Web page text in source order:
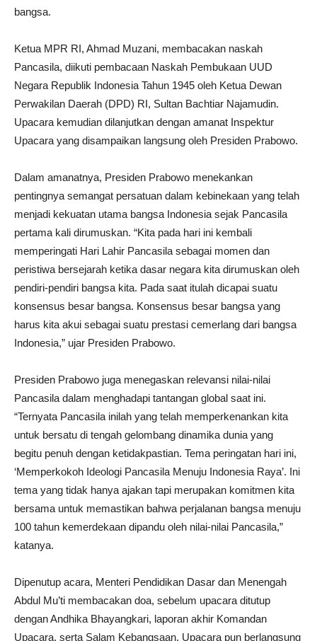
bangsa.
Ketua MPR RI, Ahmad Muzani, membacakan naskah
Pancasila, diikuti pembacaan Naskah Pembukaan UUD
Negara Republik Indonesia Tahun 1945 oleh Ketua Dewan
Perwakilan Daerah (DPD) RI, Sultan Bachtiar Najamudin.
Upacara kemudian dilanjutkan dengan amanat Inspektur
Upacara yang disampaikan langsung oleh Presiden Prabowo.
Dalam amanatnya, Presiden Prabowo menekankan
pentingnya semangat persatuan dalam kebinekaan yang telah
menjadi kekuatan utama bangsa Indonesia sejak Pancasila
pertama kali dirumuskan. “Kita pada hari ini kembali
memperingati Hari Lahir Pancasila sebagai momen dan
peristiwa bersejarah ketika dasar negara kita dirumuskan oleh
pendiri-pendiri bangsa kita. Pada saat itulah dicapai suatu
konsensus besar bangsa. Konsensus besar bangsa yang
harus kita akui sebagai suatu prestasi cemerlang dari bangsa
Indonesia,” ujar Presiden Prabowo.
Presiden Prabowo juga menegaskan relevansi nilai-nilai
Pancasila dalam menghadapi tantangan global saat ini.
“Ternyata Pancasila inilah yang telah memperkenankan kita
untuk bersatu di tengah gelombang dinamika dunia yang
begitu penuh dengan ketidakpastian. Tema peringatan hari ini,
‘Memperkokoh Ideologi Pancasila Menuju Indonesia Raya’. Ini
tema yang tidak hanya ajakan tapi merupakan komitmen kita
bersama untuk memastikan bahwa perjalanan bangsa menuju
100 tahun kemerdekaan dipandu oleh nilai-nilai Pancasila,”
katanya.
Dipenutup acara, Menteri Pendidikan Dasar dan Menengah
Abdul Mu’ti membacakan doa, sebelum upacara ditutup
dengan Andhika Bhayangkari, laporan akhir Komandan
Upacara, serta Salam Kebangsaan. Upacara pun berlangsung